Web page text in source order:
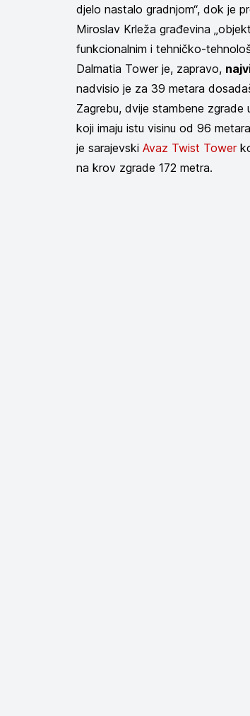
djelo nastalo gradnjom“, dok je
Miroslav Krleža građevina
funkcionalnim i tehničko-
Dalmatia Tower je, zapravo,
nadvisio je za 39 metara
Zagrebu, dvije stambene zgrade
koji imaju istu visinu od 96
je sarajevski Avaz Twist Tower
na krov zgrade 172 metra.